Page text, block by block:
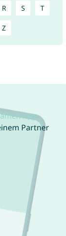
R S T
Z
App
Partner